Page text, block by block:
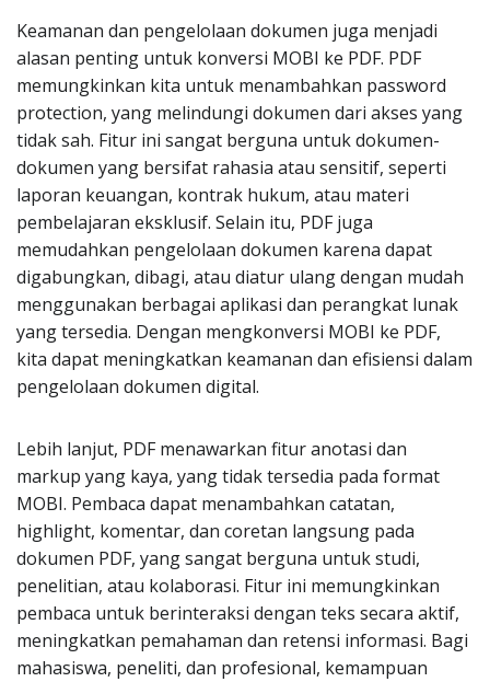
Keamanan dan pengelolaan dokumen juga menjadi
alasan penting untuk konversi MOBI ke PDF. PDF
memungkinkan kita untuk menambahkan password
protection, yang melindungi dokumen dari akses yang
tidak sah. Fitur ini sangat berguna untuk dokumen-
dokumen yang bersifat rahasia atau sensitif, seperti
laporan keuangan, kontrak hukum, atau materi
pembelajaran eksklusif. Selain itu, PDF juga
memudahkan pengelolaan dokumen karena dapat
digabungkan, dibagi, atau diatur ulang dengan mudah
menggunakan berbagai aplikasi dan perangkat lunak
yang tersedia. Dengan mengkonversi MOBI ke PDF,
kita dapat meningkatkan keamanan dan efisiensi dalam
pengelolaan dokumen digital.
Lebih lanjut, PDF menawarkan fitur anotasi dan
markup yang kaya, yang tidak tersedia pada format
MOBI. Pembaca dapat menambahkan catatan,
highlight, komentar, dan coretan langsung pada
dokumen PDF, yang sangat berguna untuk studi,
penelitian, atau kolaborasi. Fitur ini memungkinkan
pembaca untuk berinteraksi dengan teks secara aktif,
meningkatkan pemahaman dan retensi informasi. Bagi
mahasiswa, peneliti, dan profesional, kemampuan